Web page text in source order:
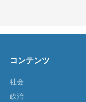
コンテンツ
社会
政治